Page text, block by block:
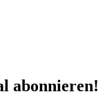
abonnieren!